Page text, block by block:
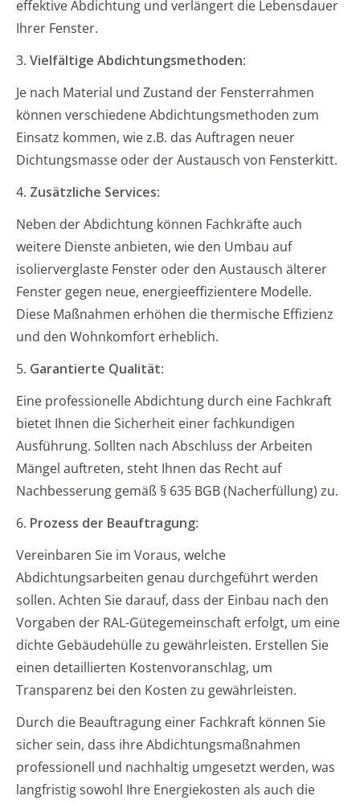
effektive Abdichtung und verlängert die Lebensdauer
Ihrer Fenster.
3. Vielfältige Abdichtungsmethoden:
Je nach Material und Zustand der Fensterrahmen
können verschiedene Abdichtungsmethoden zum
Einsatz kommen, wie z.B. das Auftragen neuer
Dichtungsmasse oder der Austausch von Fensterkitt.
4. Zusätzliche Services:
Neben der Abdichtung können Fachkräfte auch
weitere Dienste anbieten, wie den Umbau auf
isolierverglaste Fenster oder den Austausch älterer
Fenster gegen neue, energieeffizientere Modelle.
Diese Maßnahmen erhöhen die thermische Effizienz
und den Wohnkomfort erheblich.
5. Garantierte Qualität:
Eine professionelle Abdichtung durch eine Fachkraft
bietet Ihnen die Sicherheit einer fachkundigen
Ausführung. Sollten nach Abschluss der Arbeiten
Mängel auftreten, steht Ihnen das Recht auf
Nachbesserung gemäß § 635 BGB (Nacherfüllung) zu.
6. Prozess der Beauftragung:
Vereinbaren Sie im Voraus, welche
Abdichtungsarbeiten genau durchgeführt werden
sollen. Achten Sie darauf, dass der Einbau nach den
Vorgaben der RAL-Gütegemeinschaft erfolgt, um eine
dichte Gebäudehülle zu gewährleisten. Erstellen Sie
einen detaillierten Kostenvoranschlag, um
Transparenz bei den Kosten zu gewährleisten.
Durch die Beauftragung einer Fachkraft können Sie
sicher sein, dass ihre Abdichtungsmaßnahmen
professionell und nachhaltig umgesetzt werden, was
langfristig sowohl Ihre Energiekosten als auch die